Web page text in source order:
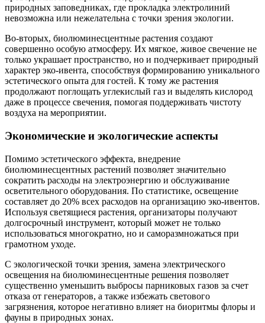
природных заповедниках, где прокладка электролиний
невозможна или нежелательна с точки зрения экологии.
Во-вторых, биолюминесцентные растения создают
совершенно особую атмосферу. Их мягкое, живое свечение не
только украшает пространство, но и подчеркивает природный
характер эко-ивента, способствуя формированию уникального
эстетического опыта для гостей. К тому же растения
продолжают поглощать углекислый газ и выделять кислород
даже в процессе свечения, помогая поддерживать чистоту
воздуха на мероприятии.
Экономические и экологические аспекты
Помимо эстетического эффекта, внедрение
биолюминесцентных растений позволяет значительно
сократить расходы на электроэнергию и обслуживание
осветительного оборудования. По статистике, освещение
составляет до 20% всех расходов на организацию эко-ивентов.
Используя светящиеся растения, организаторы получают
долгосрочный инструмент, который может не только
использоваться многократно, но и саморазмножаться при
грамотном уходе.
С экологической точки зрения, замена электрического
освещения на биолюминесцентные решения позволяет
существенно уменьшить выбросы парниковых газов за счет
отказа от генераторов, а также избежать светового
загрязнения, которое негативно влияет на биоритмы флоры и
фауны в природных зонах.